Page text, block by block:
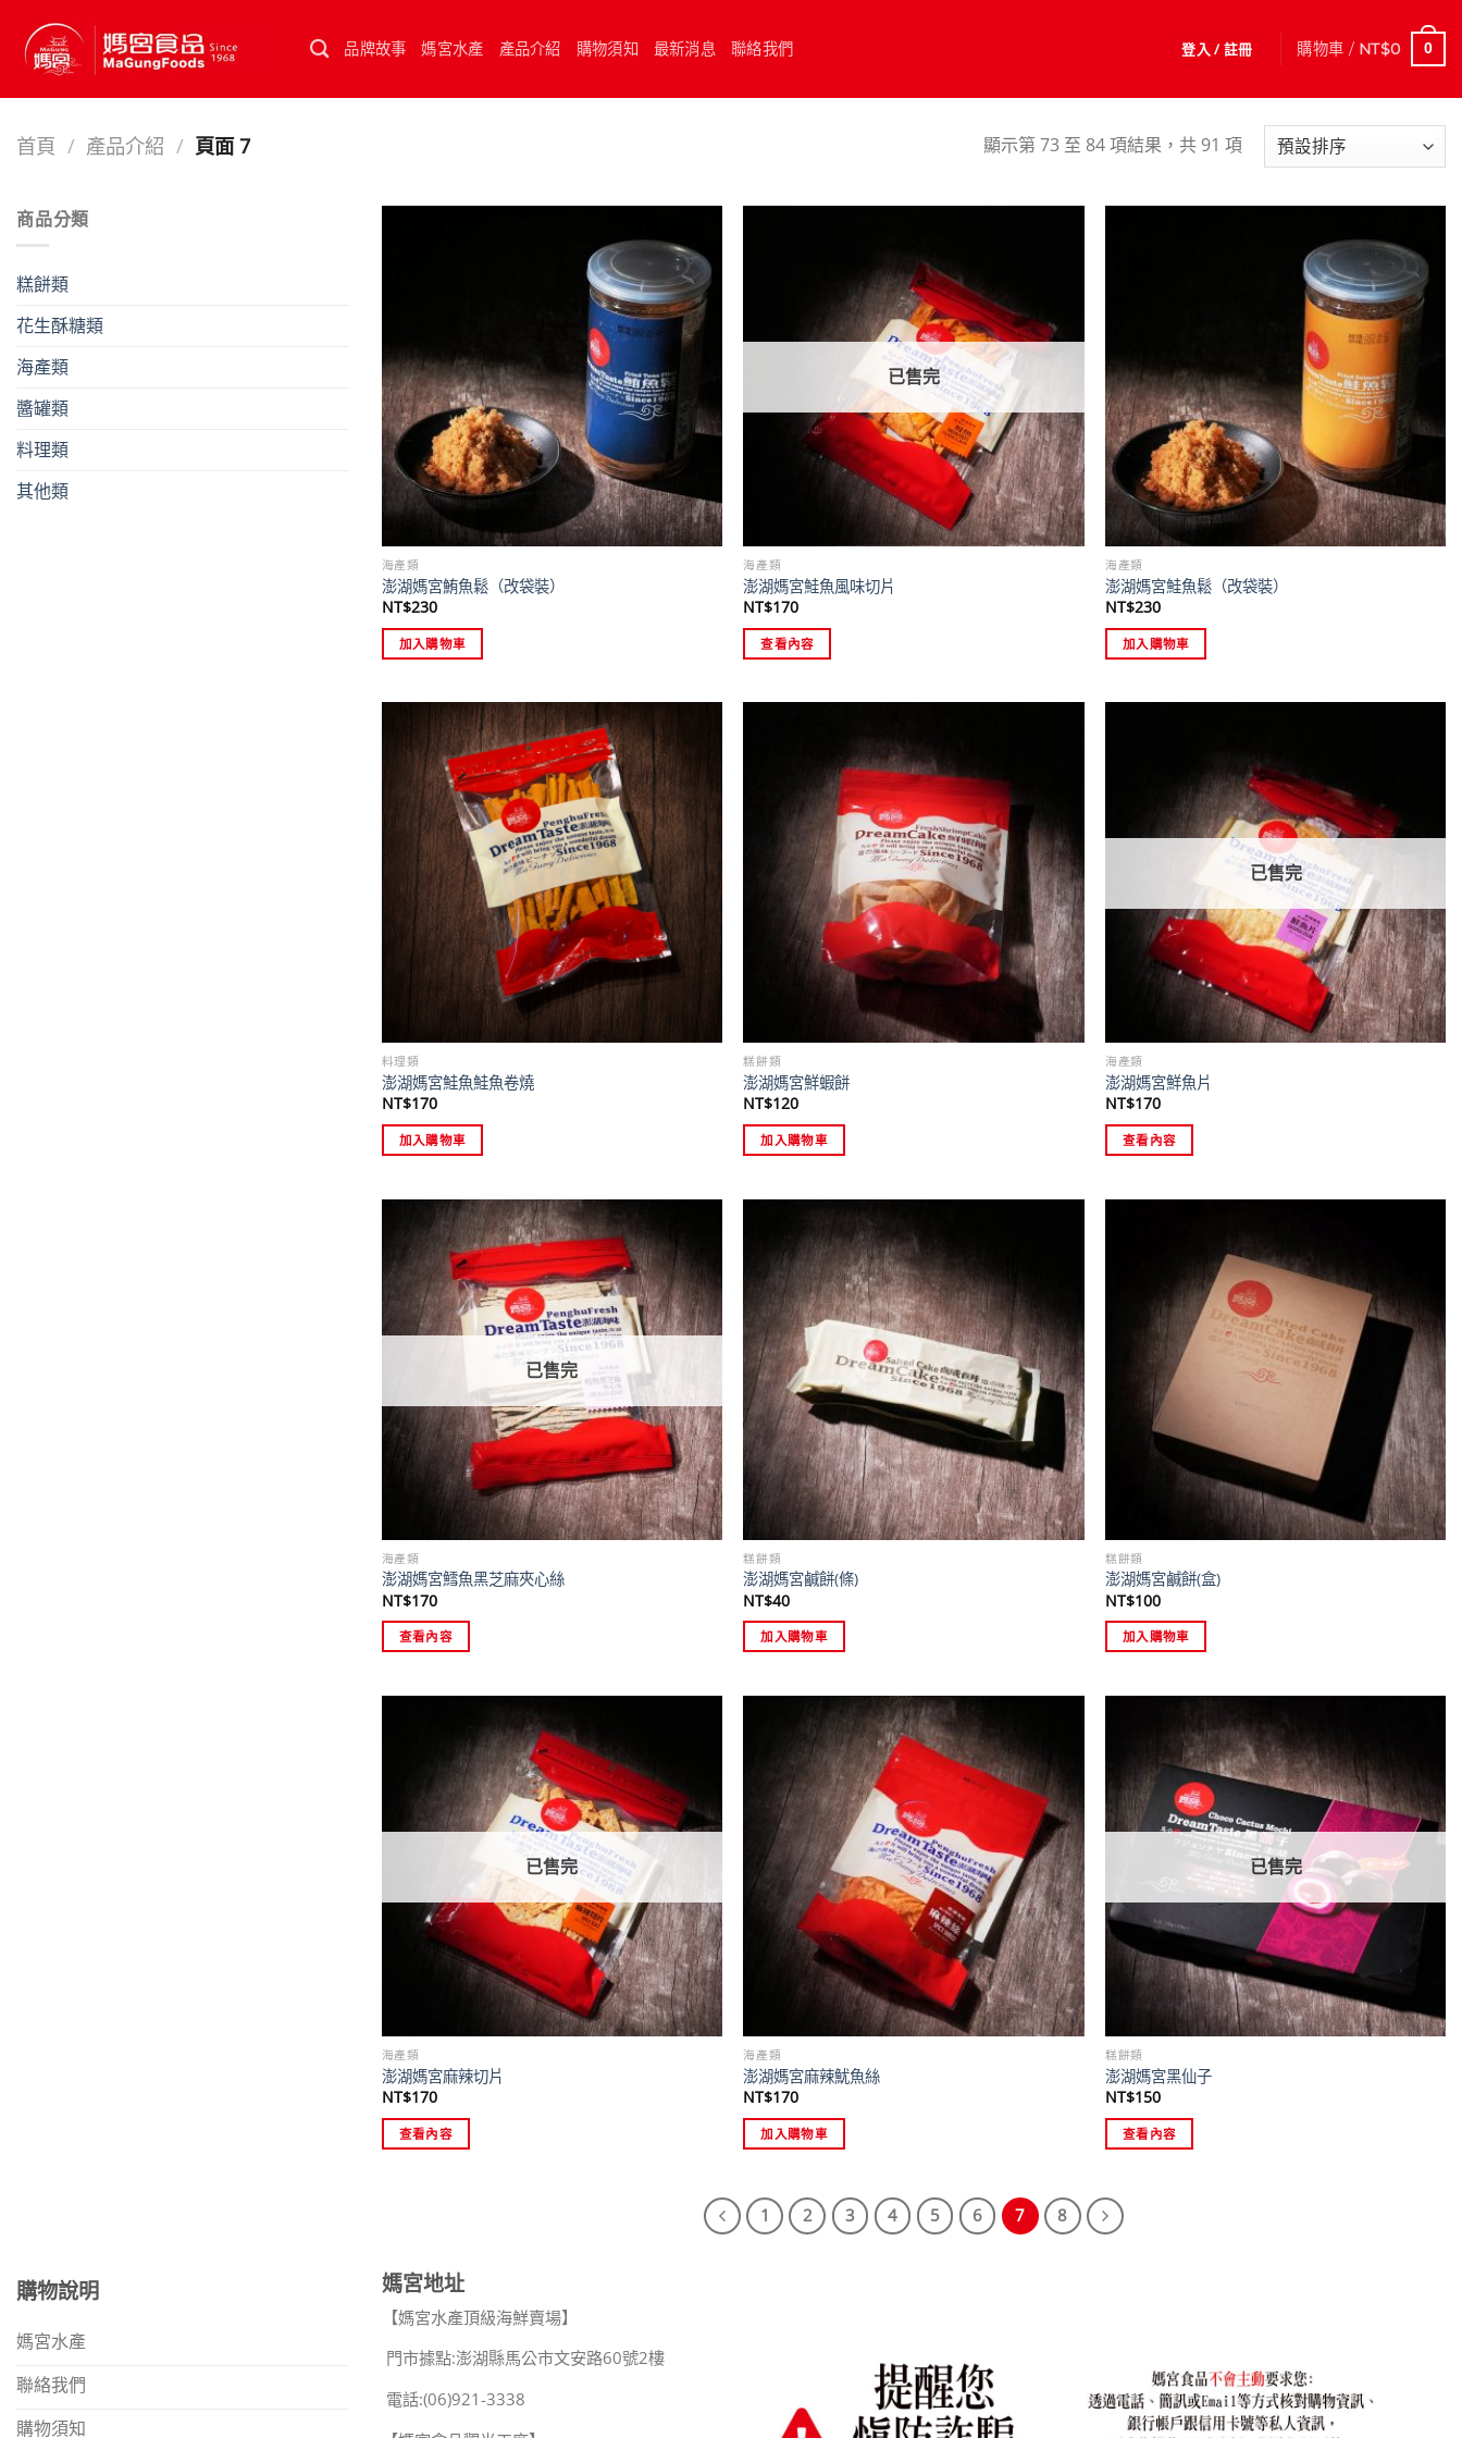
content
品牌故事 媽宮水產 產品介紹 購物須知 最新消息 聯絡我們 登入 / 註冊 購物車 / NT$0 0
首頁 / 產品介紹 / 頁面 7 顯示第 73 至 84 項結果，共 91 項
商品分類
糕餅類
花生酥糖類
海產類
醬罐類
料理類
其他類
海產類
澎湖媽宮鮪魚鬆（改袋裝）
NT$230
加入購物車
已售完
海產類
澎湖媽宮鮭魚風味切片
NT$170
查看內容
海產類
澎湖媽宮鮭魚鬆（改袋裝）
NT$230
加入購物車
料理類
澎湖媽宮鮭魚鮭魚卷燒
NT$170
加入購物車
糕餅類
澎湖媽宮鮮蝦餅
NT$120
加入購物車
已售完
海產類
澎湖媽宮鮮魚片
NT$170
查看內容
已售完
海產類
澎湖媽宮鱈魚黑芝麻夾心絲
NT$170
查看內容
糕餅類
澎湖媽宮鹹餅(條)
NT$40
加入購物車
糕餅類
澎湖媽宮鹹餅(盒)
NT$100
加入購物車
已售完
海產類
澎湖媽宮麻辣切片
NT$170
查看內容
海產類
澎湖媽宮麻辣魷魚絲
NT$170
加入購物車
已售完
糕餅類
澎湖媽宮黑仙子
NT$150
查看內容
1 2 3 4 5 6 7 8
購物說明
媽宮水產
聯絡我們
購物須知
媽宮地址
【媽宮水產頂級海鮮賣場】
門市據點:澎湖縣馬公市文安路60號2樓
電話:(06)921-3338